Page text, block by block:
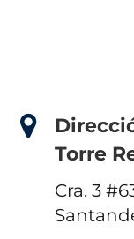
Torre
Cra. 3